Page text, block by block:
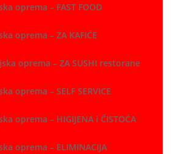
oprema – FAST FOOD
oprema – ZA KAFIĆE
oprema – ZA SUSHI restorane
oprema – SELF SERVICE
oprema – HIGIJENA i ČISTOĆA
oprema – ELIMINACIJA